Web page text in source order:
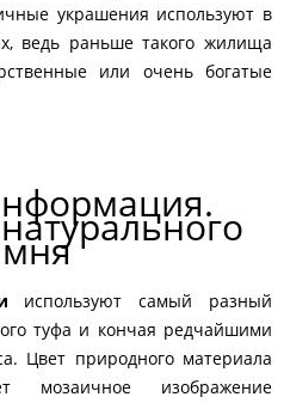
украшения используют в
ведь раньше такого жилища
или очень богатые
используют самый разный
туфа и кончая редчайшими
Цвет природного материала
мозаичное изображение